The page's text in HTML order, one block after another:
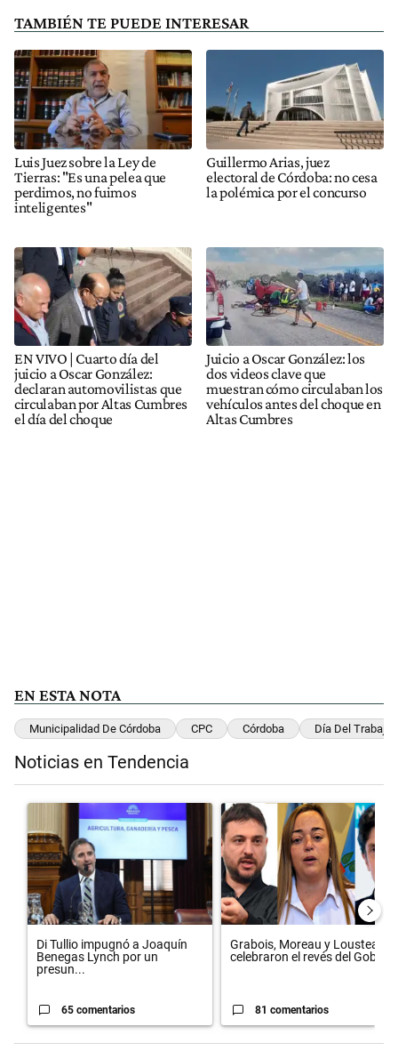
TAMBIÉN TE PUEDE INTERESAR
Luis Juez sobre la Ley de
Tierras: "Es una pelea que
perdimos, no fuimos
inteligentes"
Guillermo Arias, juez
electoral de Córdoba: no cesa
la polémica por el concurso
EN VIVO | Cuarto día del
juicio a Oscar González:
declaran automovilistas que
circulaban por Altas Cumbres
el día del choque
Juicio a Oscar González: los
dos videos clave que
muestran cómo circulaban los
vehículos antes del choque en
Altas Cumbres
EN ESTA NOTA
Municipalidad De Córdoba CPC Córdoba Día Del
Noticias en Tendencia
Un artículo de tendencia con el título "Di Tullio impugnó a Joaquín
Di Tullio impugnó a Joaquín
Benegas Lynch por un
presun...
65 comentarios
Un artículo de tendencia con el
Grabois, Moreau y Lousteau
celebraron el revés del Gobi...
81 comentarios